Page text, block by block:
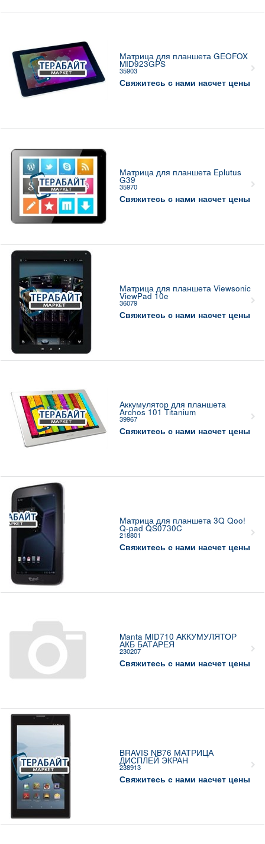
Матрица для планшета GEOFOX
MID923GPS
35903
Свяжитесь с нами насчет цены
Матрица для планшета Eplutus
G39
35970
Свяжитесь с нами насчет цены
Матрица для планшета Viewsonic
ViewPad 10e
36079
Свяжитесь с нами насчет цены
Аккумулятор для планшета
Archos 101 Titanium
39967
Свяжитесь с нами насчет цены
Матрица для планшета 3Q Qoo!
Q-pad QS0730C
218801
Свяжитесь с нами насчет цены
Manta MID710 АККУМУЛЯТОР
АКБ БАТАРЕЯ
230207
Свяжитесь с нами насчет цены
BRAVIS NB76 МАТРИЦА
ДИСПЛЕЙ ЭКРАН
238913
Свяжитесь с нами насчет цены